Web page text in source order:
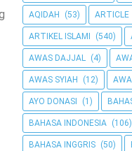
AQIDAH (53) ARTICLE
ARTIKEL ISLAMI (540)
AWAS DAJJAL (4)
AWAS SYIAH (12)
AYO DONASI (1)
BAHASA INDONESIA (106)
BAHASA INGGRIS (50)